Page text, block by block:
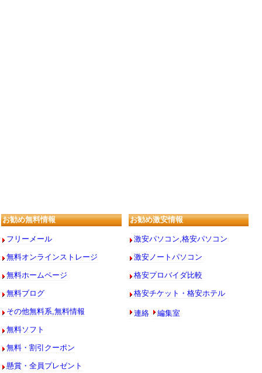
お勧め無料情報
フリーメール
無料オンラインストレージ
無料ホームページ
無料ブログ
その他無料系,無料情報
無料ソフト
無料・割引クーポン
懸賞・全員プレゼント
お勧め激安情報
激安パソコン,格安パソコン
激安ノートパソコン
格安プロバイダ比較
格安チケット・格安ホテル
連絡 編集室